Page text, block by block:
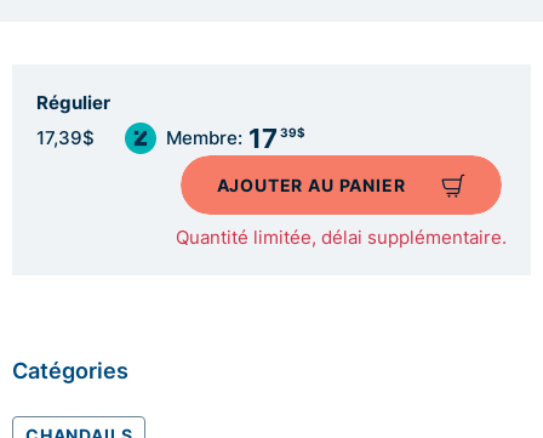
Régulier
17,39$ Membre: 17 39$
AJOUTER AU PANIER
Quantité limitée, délai supplémentaire.
Catégories